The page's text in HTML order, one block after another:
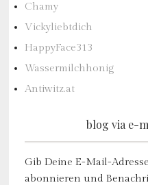
Chamy
Vickyliebtdich
HappyFace313
Wassermilchhonig
Antiwitz.at
blog via e-
Gib Deine E-Mail-
abonnieren und